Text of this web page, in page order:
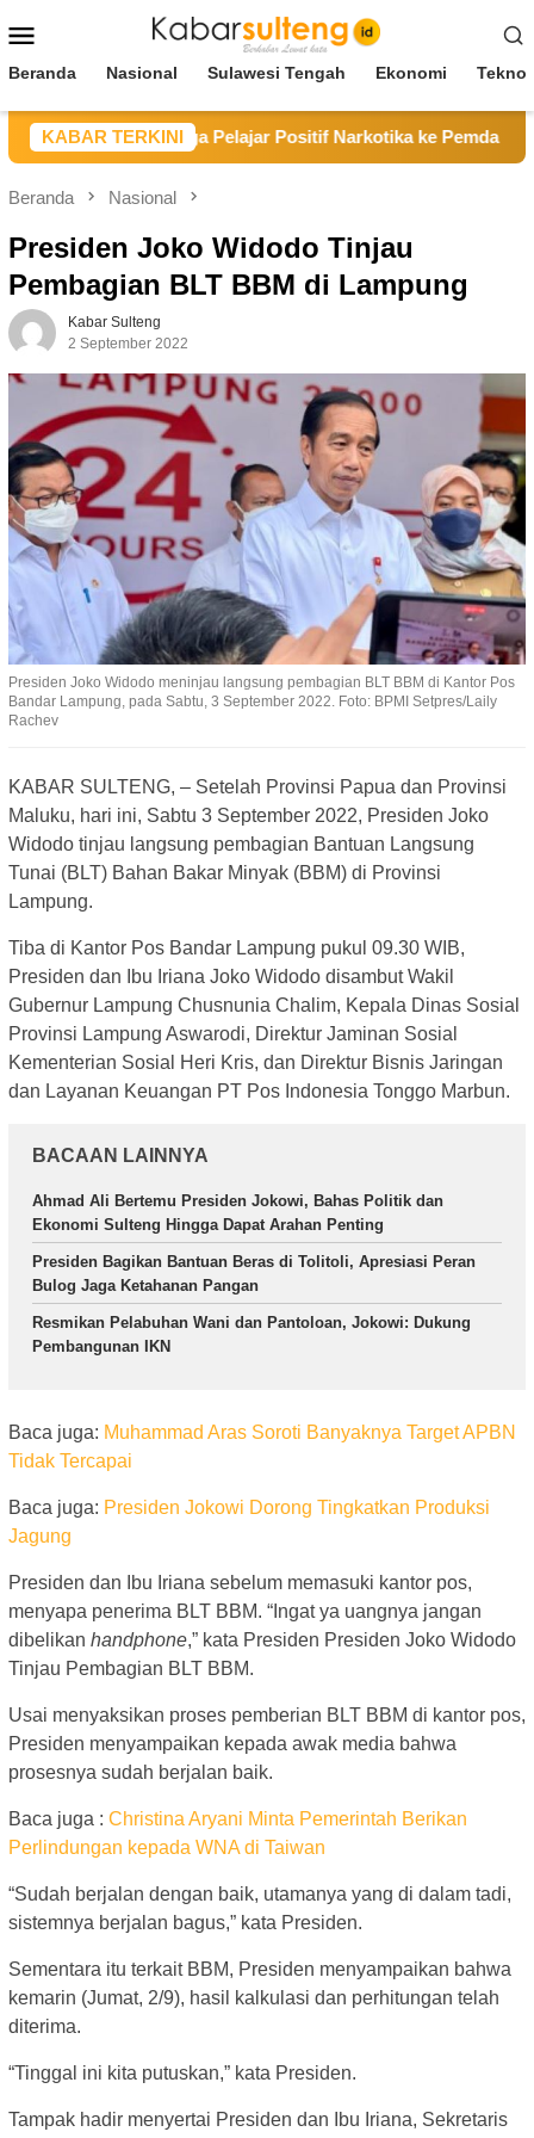
ke
Mobile
Beranda Nasional Sulawesi Tengah Ekonomi
KABAR TERKINI
Serahkan Tiga Pelajar Positif Narkotika ke Pemda Parimo
Beranda Nasional
Presiden Joko Widodo Tinjau
Pembagian BLT BBM di Lampung
Kabar Sulteng
2 September 2022
Presiden Joko Widodo meninjau langsung pembagian BLT BBM di Kantor Pos
Bandar Lampung, pada Sabtu, 3 September 2022. Foto: BPMI Setpres/Laily
Rachev
KABAR SULTENG, – Setelah Provinsi Papua dan Provinsi
Maluku, hari ini, Sabtu 3 September 2022, Presiden Joko
Widodo tinjau langsung pembagian Bantuan Langsung
Tunai (BLT) Bahan Bakar Minyak (BBM) di Provinsi
Lampung.
Tiba di Kantor Pos Bandar Lampung pukul 09.30 WIB,
Presiden dan Ibu Iriana Joko Widodo disambut Wakil
Gubernur Lampung Chusnunia Chalim, Kepala Dinas Sosial
Provinsi Lampung Aswarodi, Direktur Jaminan Sosial
Kementerian Sosial Heri Kris, dan Direktur Bisnis Jaringan
dan Layanan Keuangan PT Pos Indonesia Tonggo Marbun.
BACAAN LAINNYA
Ahmad Ali Bertemu Presiden Jokowi, Bahas Politik dan
Ekonomi Sulteng Hingga Dapat Arahan Penting
Presiden Bagikan Bantuan Beras di Tolitoli, Apresiasi Peran
Bulog Jaga Ketahanan Pangan
Resmikan Pelabuhan Wani dan Pantoloan, Jokowi: Dukung
Pembangunan IKN
Baca juga: Muhammad Aras Soroti Banyaknya Target APBN
Tidak Tercapai
Baca juga: Presiden Jokowi Dorong Tingkatkan Produksi
Jagung
Presiden dan Ibu Iriana sebelum memasuki kantor pos,
menyapa penerima BLT BBM. “Ingat ya uangnya jangan
dibelikan handphone,” kata Presiden Presiden Joko Widodo
Tinjau Pembagian BLT BBM.
Usai menyaksikan proses pemberian BLT BBM di kantor pos,
Presiden menyampaikan kepada awak media bahwa
prosesnya sudah berjalan baik.
Baca juga : Christina Aryani Minta Pemerintah Berikan
Perlindungan kepada WNA di Taiwan
“Sudah berjalan dengan baik, utamanya yang di dalam tadi,
sistemnya berjalan bagus,” kata Presiden.
Sementara itu terkait BBM, Presiden menyampaikan bahwa
kemarin (Jumat, 2/9), hasil kalkulasi dan perhitungan telah
diterima.
“Tinggal ini kita putuskan,” kata Presiden.
Tampak hadir menyertai Presiden dan Ibu Iriana, Sekretaris